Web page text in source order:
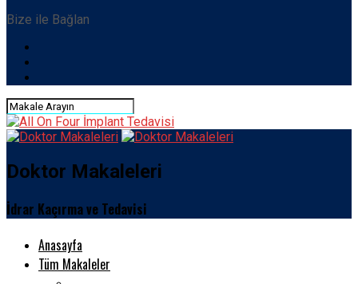
Bize ile Bağlan
Doktor Makaleleri
İdrar Kaçırma ve Tedavisi
Anasayfa
Tüm Makaleler